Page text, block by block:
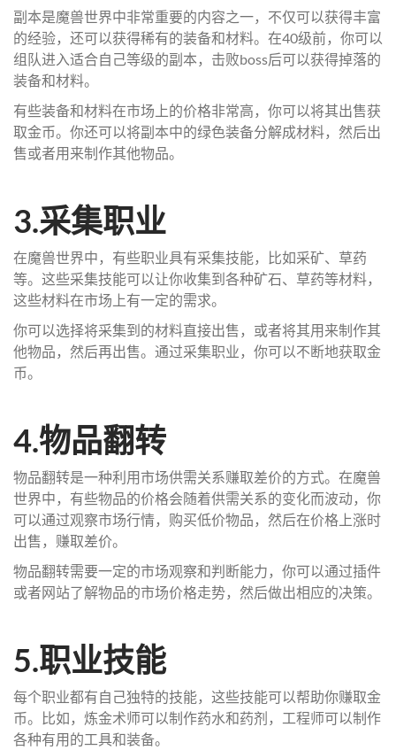
副本是魔兽世界中非常重要的内容之一，不仅可以获得丰富
的经验，还可以获得稀有的装备和材料。在40级前，你可以
组队进入适合自己等级的副本，击败boss后可以获得掉落的
装备和材料。
有些装备和材料在市场上的价格非常高，你可以将其出售获
取金币。你还可以将副本中的绿色装备分解成材料，然后出
售或者用来制作其他物品。
3.采集职业
在魔兽世界中，有些职业具有采集技能，比如采矿、草药
等。这些采集技能可以让你收集到各种矿石、草药等材料，
这些材料在市场上有一定的需求。
你可以选择将采集到的材料直接出售，或者将其用来制作其
他物品，然后再出售。通过采集职业，你可以不断地获取金
币。
4.物品翻转
物品翻转是一种利用市场供需关系赚取差价的方式。在魔兽
世界中，有些物品的价格会随着供需关系的变化而波动，你
可以通过观察市场行情，购买低价物品，然后在价格上涨时
出售，赚取差价。
物品翻转需要一定的市场观察和判断能力，你可以通过插件
或者网站了解物品的市场价格走势，然后做出相应的决策。
5.职业技能
每个职业都有自己独特的技能，这些技能可以帮助你赚取金
币。比如，炼金术师可以制作药水和药剂，工程师可以制作
各种有用的工具和装备。